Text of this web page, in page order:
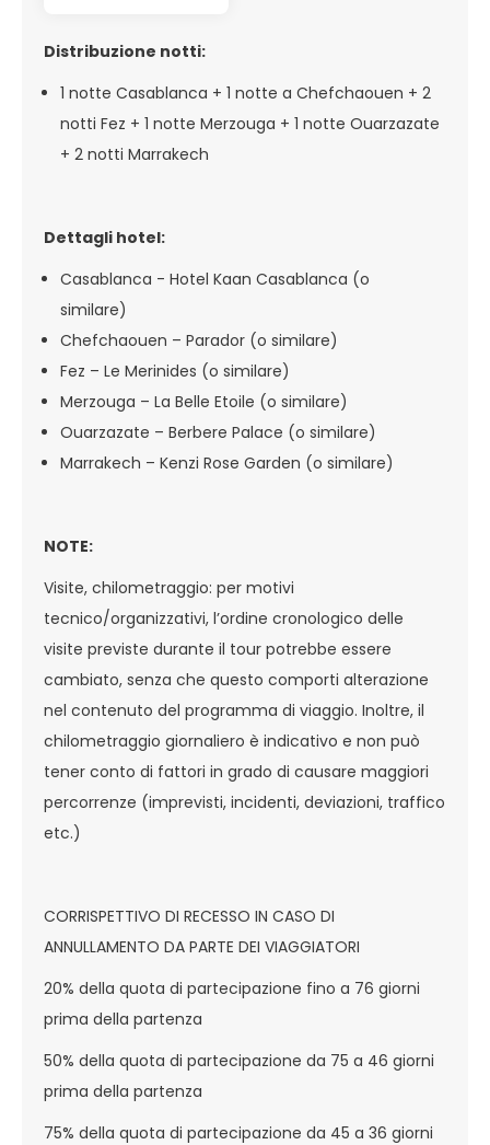
Distribuzione notti:
1 notte Casablanca + 1 notte a Chefchaouen + 2
notti Fez + 1 notte Merzouga + 1 notte Ouarzazate
+ 2 notti Marrakech
Dettagli hotel:
Casablanca - Hotel Kaan Casablanca (o
similare)
Chefchaouen – Parador (o similare)
Fez – Le Merinides (o similare)
Merzouga – La Belle Etoile (o similare)
Ouarzazate – Berbere Palace (o similare)
Marrakech – Kenzi Rose Garden (o similare)
NOTE:
Visite, chilometraggio: per motivi
tecnico/organizzativi, l’ordine cronologico delle
visite previste durante il tour potrebbe essere
cambiato, senza che questo comporti alterazione
nel contenuto del programma di viaggio. Inoltre, il
chilometraggio giornaliero è indicativo e non può
tener conto di fattori in grado di causare maggiori
percorrenze (imprevisti, incidenti, deviazioni, traffico
etc.)
CORRISPETTIVO DI RECESSO IN CASO DI
ANNULLAMENTO DA PARTE DEI VIAGGIATORI
20% della quota di partecipazione fino a 76 giorni
prima della partenza
50% della quota di partecipazione da 75 a 46 giorni
prima della partenza
75% della quota di partecipazione da 45 a 36 giorni